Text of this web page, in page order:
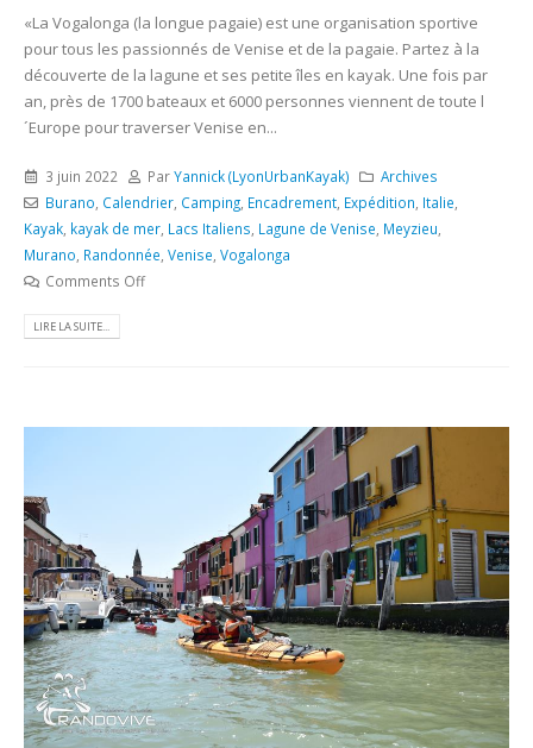
«La Vogalonga (la longue pagaie) est une organisation sportive
pour tous les passionnés de Venise et de la pagaie. Partez à la
découverte de la lagune et ses petite îles en kayak. Une fois par
an, près de 1700 bateaux et 6000 personnes viennent de toute l
´Europe pour traverser Venise en...
3 juin 2022 ParYannick (LyonUrbanKayak)
Archives
Burano Calendrier, Camping, Encadrement, Expédition Italie
Kayak kayak de mer Lacs Italiens Lagune de Venise Meyzieu
Murano Randonnée Venise Vogalonga
Comments Off
LIRE LA SUITE...